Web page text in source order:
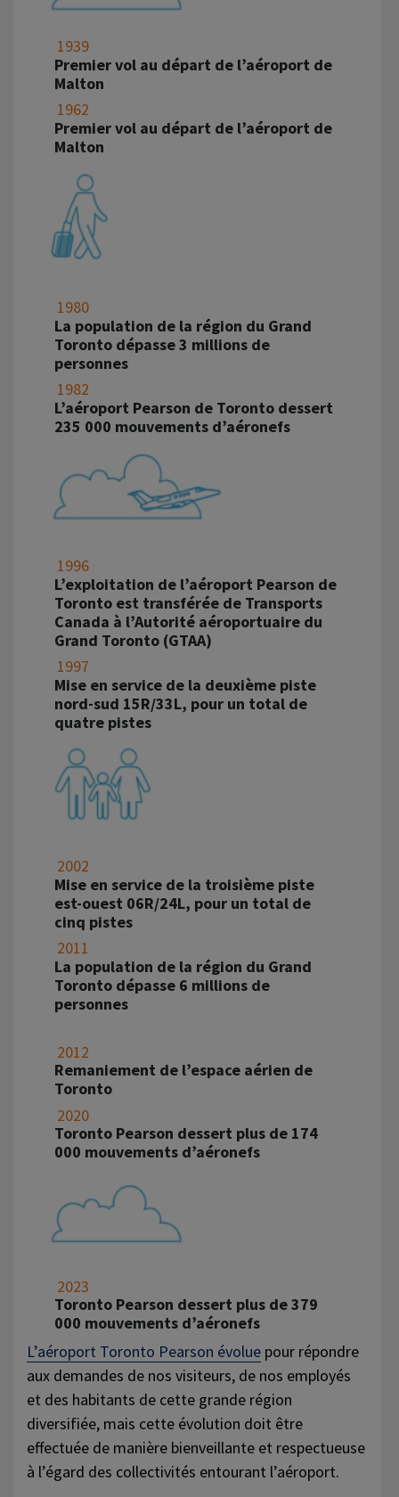
1939
Premier vol au départ de l’aéroport de
Malton
1962
Premier vol au départ de l’aéroport de
Malton
1980
La population de la région du Grand
Toronto dépasse 3 millions de
personnes
1982
L’aéroport Pearson de Toronto dessert
235 000 mouvements d’aéronefs
1996
L’exploitation de l’aéroport Pearson de
Toronto est transférée de Transports
Canada à l’Autorité aéroportuaire du
Grand Toronto (GTAA)
1997
Mise en service de la deuxième piste
nord-sud 15R/33L, pour un total de
quatre pistes
2002
Mise en service de la troisième piste
est-ouest 06R/24L, pour un total de
cinq pistes
2011
La population de la région du Grand
Toronto dépasse 6 millions de
personnes
2012
Remaniement de l’espace aérien de
Toronto
2020
Toronto Pearson dessert plus de 174
000 mouvements d’aéronefs
2023
Toronto Pearson dessert plus de 379
000 mouvements d’aéronefs
L’aéroport Toronto Pearson évolue pour répondre
aux demandes de nos visiteurs, de nos employés
et des habitants de cette grande région
diversifiée, mais cette évolution doit être
effectuée de manière bienveillante et respectueuse
à l’égard des collectivités entourant l’aéroport.